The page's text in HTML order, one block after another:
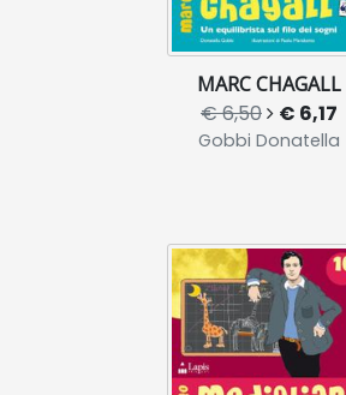
MARC CHAGALL
€ 6,50 € 6,17
Gobbi Donatella